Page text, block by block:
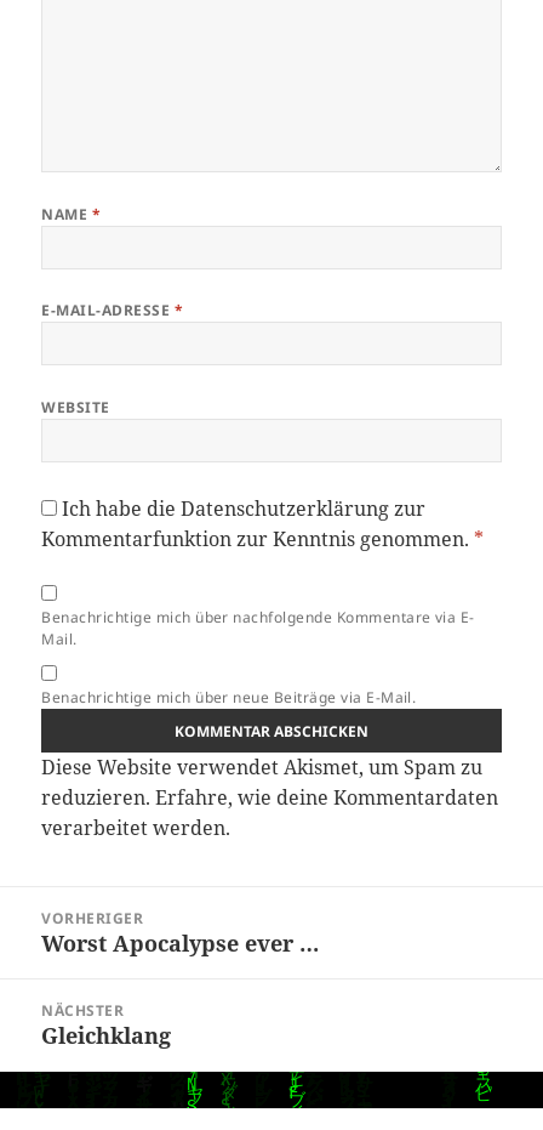
NAME *
E-MAIL-ADRESSE *
WEBSITE
Ich habe dieDatenschutzerklärungzur
Kommentarfunktion zur Kenntnis genommen. *
Benachrichtige mich über nachfolgende Kommentare via E-
Mail.
Benachrichtige mich über neue Beiträge via E-Mail.
Diese Website verwendet Akismet, um Spam zu
reduzieren.Erfahre, wie deine Kommentardaten
verarbeitet werden.
VORHERIGER
Vorheriger
Worst Apocalypse ever …
NÄCHSTER
Nächster
Beitrag:
Gleichklang